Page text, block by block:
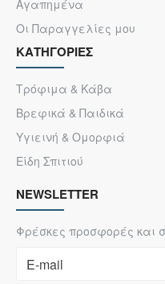
Αγαπημένα
Οι Παραγγελίες μου
ΚΑΤΗΓΟΡΙΕΣ
Τρόφιμα & Κάβα
Βρεφικά & Παιδικά
Υγιεινή & Ομορφιά
Είδη Σπιτιού
NEWSLETTER
Φρέσκες προσφορές και